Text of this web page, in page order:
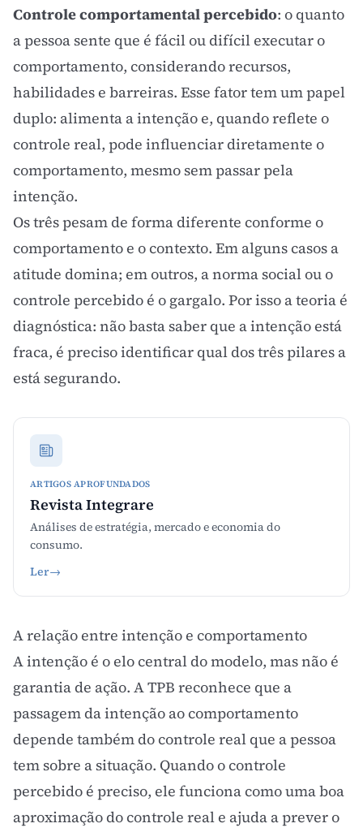
Controle comportamental percebido: o quanto
a pessoa sente que é fácil ou difícil executar o
comportamento, considerando recursos,
habilidades e barreiras. Esse fator tem um papel
duplo: alimenta a intenção e, quando reflete o
controle real, pode influenciar diretamente o
comportamento, mesmo sem passar pela
intenção.
Os três pesam de forma diferente conforme o
comportamento e o contexto. Em alguns casos a
atitude domina; em outros, a norma social ou o
controle percebido é o gargalo. Por isso a teoria é
diagnóstica: não basta saber que a intenção está
fraca, é preciso identificar qual dos três pilares a
está segurando.
ARTIGOS APROFUNDADOS
Revista Integrare
Análises de estratégia, mercado e economia do
consumo.
Ler→
A relação entre intenção e comportamento
A intenção é o elo central do modelo, mas não é
garantia de ação. A TPB reconhece que a
passagem da intenção ao comportamento
depende também do controle real que a pessoa
tem sobre a situação. Quando o controle
percebido é preciso, ele funciona como uma boa
aproximação do controle real e ajuda a prever o